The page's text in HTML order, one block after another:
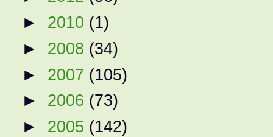
► 2010 (1)
► 2008 (34)
► 2007 (105)
► 2006 (73)
► 2005 (142)